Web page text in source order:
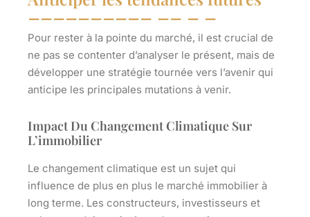
Pour rester à la pointe du marché, il est crucial de
ne pas se contenter d’analyser le présent, mais de
développer une stratégie tournée vers l’avenir qui
anticipe les principales mutations à venir.
Impact Du Changement Climatique Sur
L’immobilier
Le changement climatique est un sujet qui
influence de plus en plus le marché immobilier à
long terme. Les constructeurs, investisseurs et